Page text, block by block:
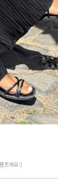
츠에요:)